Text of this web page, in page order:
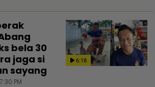
6:18
bela 30
jaga si
sayang
PM